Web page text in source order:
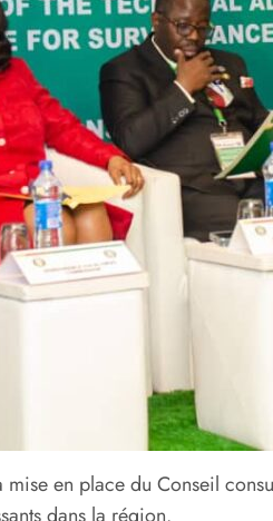
mise en place du Conseil
dans la région.